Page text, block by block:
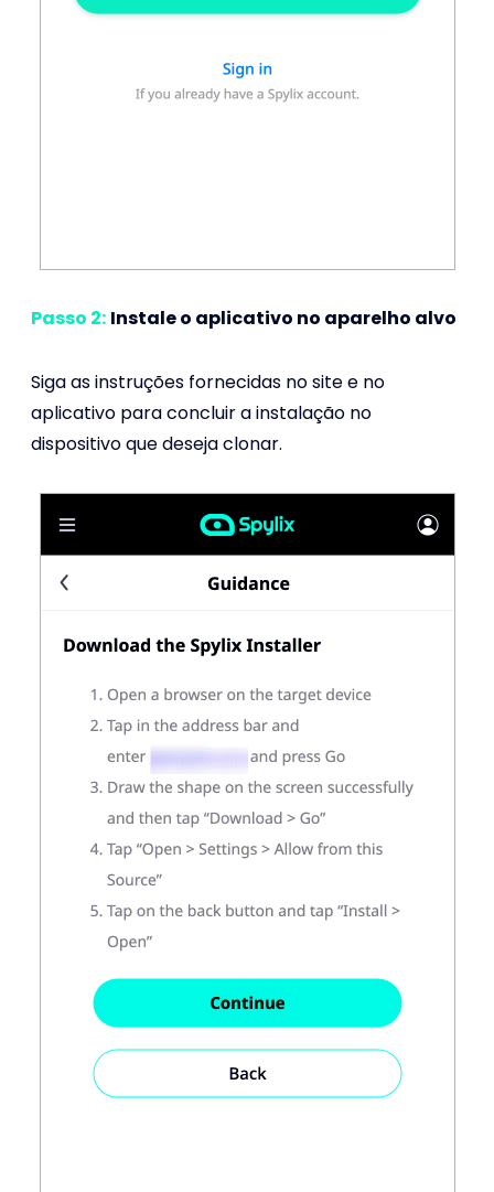
Passo 2: Instale o aplicativo no aparelho alvo
Siga as instruções fornecidas no site e no
aplicativo para concluir a instalação no
dispositivo que deseja clonar.